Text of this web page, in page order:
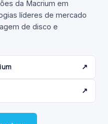
da Macrium em
líderes de mercado
de disco e
↗
↗